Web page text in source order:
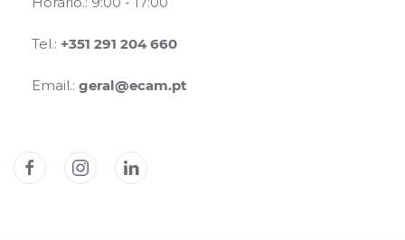
Tel.: +351 291 204 660
Email.: geral@ecam.pt